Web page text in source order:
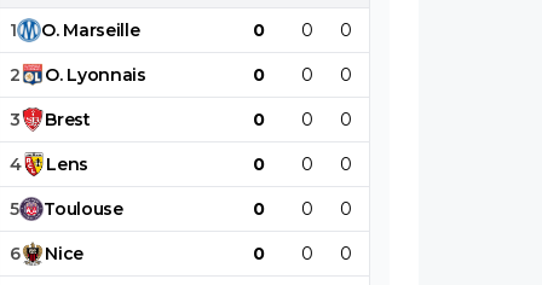
bouffon inculte
1 O. Marseille 0 0 0
2 O. Lyonnais 0 0 0
3 Brest 0 0 0
4 Lens 0 0 0
5 Toulouse 0 0 0
6 Nice 0 0 0